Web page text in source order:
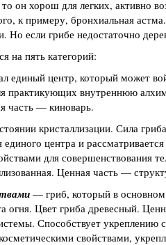
он хорош для легких, активно
к примеру, бронхиальная
Но если грибе недостаточно
на пять категорий:
единый центр, который может
практикующих внутреннюю
часть — киноварь.
кристаллизации. Сила
центра и
для совершенствования
Ценная часть —
— гриб, который в основном
огня. Цвет гриба древесный.
Способствует укреплению
свойствами,